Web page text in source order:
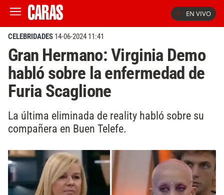
EN VIVO
CELEBRIDADES 14-06-2024 11:41
Gran Hermano: Virginia Demo
habló sobre la enfermedad de
Furia Scaglione
La última eliminada de reality habló sobre su
compañera en Buen Telefe.